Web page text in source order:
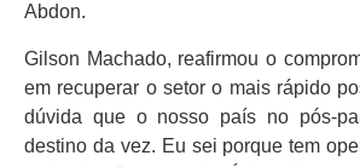
Abdon.
Gilson Machado, reafirmou o
em recuperar o setor o mais rápido
dúvida que o nosso país no pós-
destino da vez. Eu sei porque tem